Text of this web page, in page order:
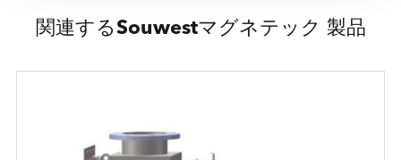
関連するSouwestマグネテック 製品